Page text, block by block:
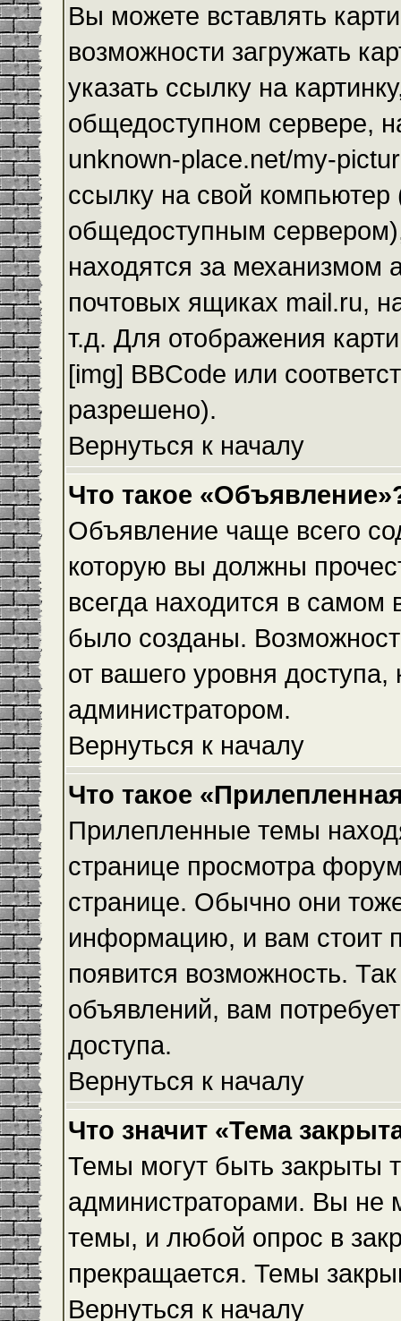
Вы можете вставлять
возможности загружать
указать ссылку на
общедоступном сервере,
unknown-place.net/my-
ссылку на свой компьютер
общедоступным
находятся за механизмом
почтовых ящиках mail.ru,
т.д. Для отображения
[img] BBCode или
разрешено).
Вернуться к началу
Что такое
Объявление чаще всего
которую вы должны
всегда находится в
было созданы.
от вашего уровня
администратором.
Вернуться к началу
Что такое
Прилепленные темы
странице просмотра
странице. Обычно они
информацию, и вам стоит
появится возможность.
объявлений, вам
доступа.
Вернуться к началу
Что значит «Тема
Темы могут быть закрыты
администраторами. Вы не
темы, и любой опрос в
прекращается. Темы
Вернуться к началу